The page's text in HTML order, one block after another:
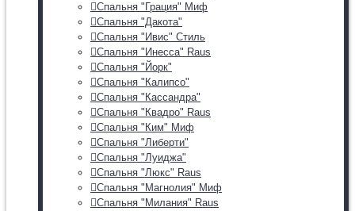
Спальня "Грация" Миф
Спальня "Дакота"
Спальня "Ивис" Стиль
Спальня "Инесса" Raus
Спальня "Йорк"
Спальня "Калипсо"
Спальня "Кассандра"
Спальня "Квадро" Raus
Спальня "Ким" Миф
Спальня "Либерти"
Спальня "Луиджа"
Спальня "Люкс" Raus
Спальня "Магнолия" Миф
Спальня "Милания" Raus